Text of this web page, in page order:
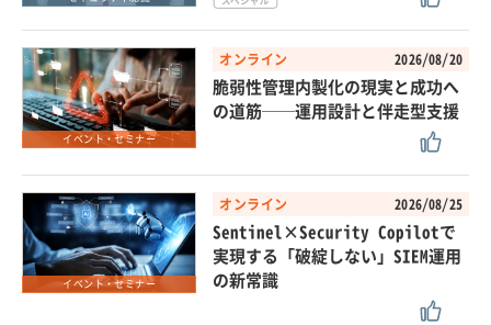
イベント・セミナー
オンライン 2026/08/20
脆弱性管理内製化の現実と成功へ
の道筋──運用設計と伴走型支援
イベント・セミナー
オンライン 2026/08/25
Sentinel×Security Copilotで
実現する「破綻しない」SIEM運用
の新常識